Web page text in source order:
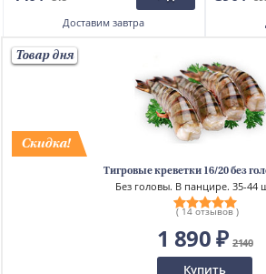
Доставимзавтра
Товар дня
Тигровые креветки 16/20 без
Без головы. В панцире. 35-44
( 14 отзывов )
1 890 ₽ 2140
Купить